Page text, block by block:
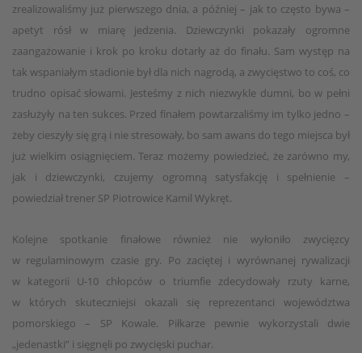
zrealizowaliśmy już pierwszego dnia, a później – jak to często bywa –
apetyt rósł w miarę jedzenia. Dziewczynki pokazały ogromne
zaangażowanie i krok po kroku dotarły aż do finału. Sam występ na
tak wspaniałym stadionie był dla nich nagrodą, a zwycięstwo to coś, co
trudno opisać słowami. Jesteśmy z nich niezwykle dumni, bo w pełni
zasłużyły na ten sukces. Przed finałem powtarzaliśmy im tylko jedno –
żeby cieszyły się grą i nie stresowały, bo sam awans do tego miejsca był
już wielkim osiągnięciem. Teraz możemy powiedzieć, że zarówno my,
jak i dziewczynki, czujemy ogromną satysfakcję i spełnienie –
powiedział trener SP Piotrowice Kamil Wykręt.
Kolejne spotkanie finałowe również nie wyłoniło zwycięzcy
w regulaminowym czasie gry. Po zaciętej i wyrównanej rywalizacji
w kategorii U-10 chłopców o triumfie zdecydowały rzuty karne,
w których skuteczniejsi okazali się reprezentanci województwa
pomorskiego – SP Kowale. Piłkarze pewnie wykorzystali dwie
„jedenastki” i sięgnęli po zwycięski puchar.